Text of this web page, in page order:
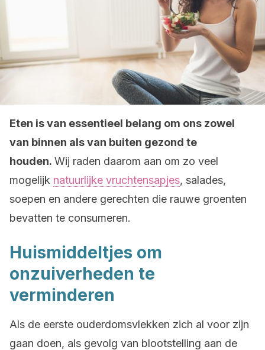
Eten is van essentieel belang om ons zowel
van binnen als van buiten gezond te
houden. Wij raden daarom aan om zo veel
mogelijk natuurlijke vruchtensapjes, salades,
soepen en andere gerechten die rauwe groenten
bevatten te consumeren.
Huismiddeltjes om
onzuiverheden te
verminderen
Als de eerste ouderdomsvlekken zich al voor zijn
gaan doen, als gevolg van blootstelling aan de